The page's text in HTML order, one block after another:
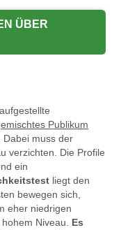
Publikum
Dabei muss der
verzichten. Die Profile
ein
liegt den
bewegen sich,
eher niedrigen
Niveau. Es